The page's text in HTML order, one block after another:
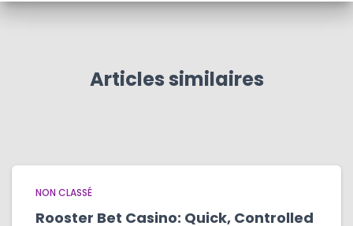
Articles similaires
NON CLASSÉ
Rooster Bet Casino: Quick, Controlled